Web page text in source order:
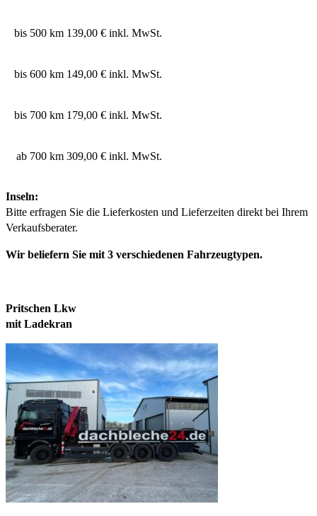
bis 500 km 139,00 € inkl. MwSt.
bis 600 km 149,00 € inkl. MwSt.
bis 700 km 179,00 € inkl. MwSt.
ab 700 km 309,00 € inkl. MwSt.
Inseln:
Bitte erfragen Sie die Lieferkosten und Lieferzeiten direkt bei Ihrem
Verkaufsberater.
Wir beliefern Sie mit 3 verschiedenen Fahrzeugtypen.
Pritschen Lkw
mit Ladekran